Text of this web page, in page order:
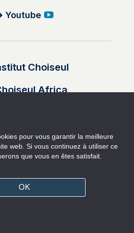
Youtube
Choiseul
Africa
Auteurs
légales
pour vous garantir la meilleure
web. Si vous continuez à utiliser ce
que vous en êtes satisfait.
OK